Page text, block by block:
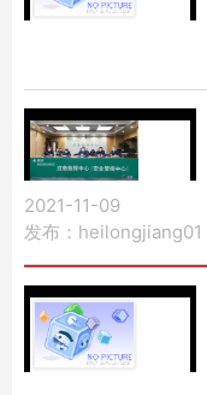
2021-11-09
发布：heilongjiang01